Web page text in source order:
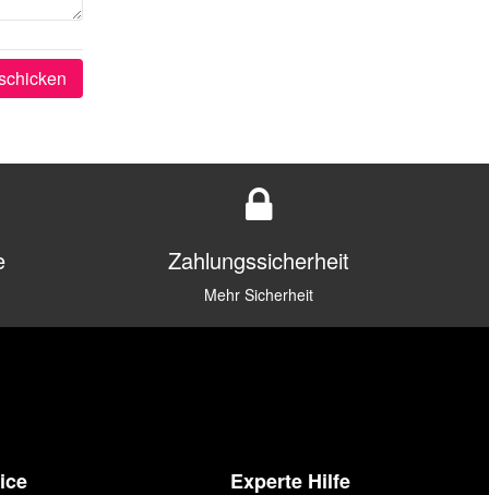
Zahlungssicherheit
Mehr Sicherheit
Experte Hilfe